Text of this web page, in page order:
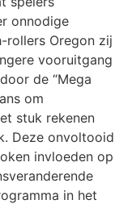
onnodige
Oregon zij
vooruitgang
de “Mega
om
stuk rekenen
Deze onvoltooid
invloeden op
in het